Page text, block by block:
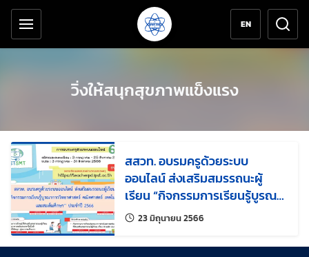
ข้ามไปยังเนื้อหาหลัก
เครื่องมือช่วยเหลือ
EN
วิ่งให้สนุกสุขภาพแข็งแรง
สสวท. อบรมครูด้วยระบบ
ออนไลน์ ส่งเสริมสมรรถนะผู้
เรียน “กิจกรรมการเรียนรู้บูรณา
การวิทยาศาสตร์ คณิตศาสตร์
เทคโนโลยี และสะเต็มศึกษา”
ประจำปี 2566
23 มิถุนายน 2566แก้ไขล่าสุดเมื่อ: